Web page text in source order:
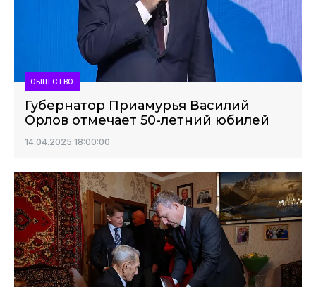
ОБЩЕСТВО
Губернатор Приамурья Василий
Орлов отмечает 50-летний юбилей
14.04.2025 18:00:00